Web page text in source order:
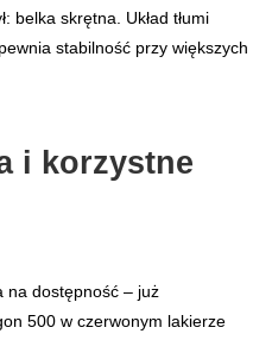
belka skrętna. Układ tłumi
stabilność przy większych
i korzystne
na dostępność – już
500 w czerwonym lakierze